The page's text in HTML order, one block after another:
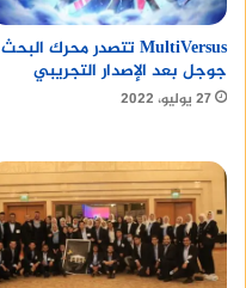
MultiVersus تتصدر محرك البحث
جوجل بعد الإصدار التجريبي
27 يوليو، 2022